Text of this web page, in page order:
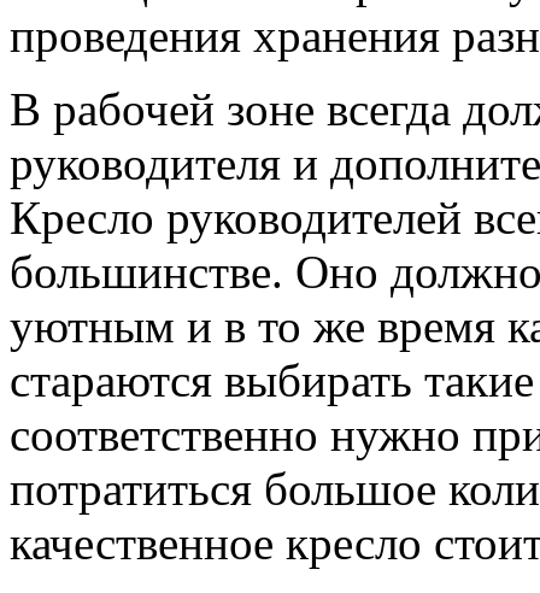
проведения хранения
В рабочей зоне всегда
руководителя и
Кресло руководителей
большинстве. Оно
уютным и в то же время
стараются выбирать
соответственно нужно
потратиться большое
качественное кресло